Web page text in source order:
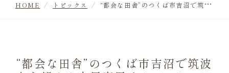
HOME トピックス “都会な田舎”のつくば市吉沼で筑波山を望める古民家風リノベーション物件/いつでも見学可能
“都会な田舎”のつくば市吉沼で筑波